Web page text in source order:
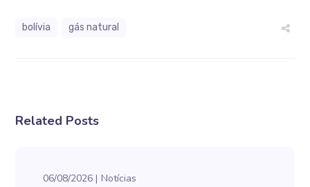
bolívia gás natural
Related Posts
06/08/2026 Notícias